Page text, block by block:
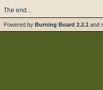
The end...
Powered by Burning Board 2.2.1 and